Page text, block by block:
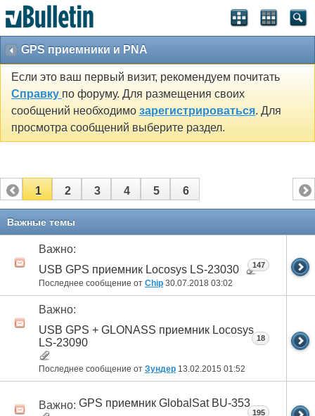
GPS приемники и PNA
Если это ваш первый визит, рекомендуем почитать
Справку по форуму. Для размещения своих
сообщений необходимо зарегистрироваться. Для
просмотра сообщений выберите раздел.
1 2 3 4 5 6
Важные темы
Важно:
USB GPS приемник Locosys LS-23030
Последнее сообщение от Chip 30.07.2018 03:02
147
Важно:
USB GPS + GLONASS приемник Locosys
LS-23090
Последнее сообщение от Зундер 13.02.2015 01:52
18
Важно: GPS приемник GlobalSat BU-353
195